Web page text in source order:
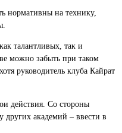
нормативны на технику,
талантливых, так и
можно забыть при таком
руководитель клуба Кайрат
действия. Со стороны
других академий – ввести в